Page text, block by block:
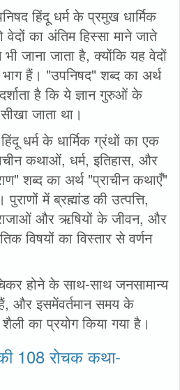
हिंदू धर्म के प्रमुख धार्मिक
का अंतिम हिस्सा माने जाते
जाना जाता है, क्योंकि यह वेदों
हैं। "उपनिषद" शब्द का अर्थ
है कि ये ज्ञान गुरुओं के
जाता था।
धर्म के धार्मिक ग्रंथों का एक
कथाओं, धर्म, इतिहास, और
शब्द का अर्थ "प्राचीन कथाएँ"
पुराणों में ब्रह्मांड की उत्पत्ति,
और ऋषियों के जीवन, और
विषयों का विस्तार से वर्णन
होने के साथ-साथ जनसामान्य
और इसमेंवर्तमान समय के
का प्रयोग किया गया है।
108 रोचक कथा-